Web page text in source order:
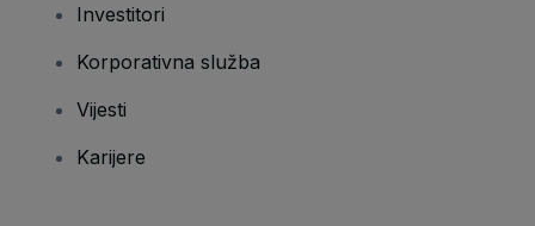
Investitori
Korporativna služba
Vijesti
Karijere